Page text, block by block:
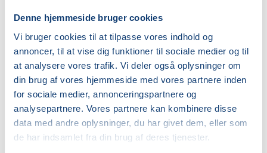
Denne hjemmeside bruger cookies
Vi bruger cookies til at tilpasse vores indhold og
annoncer, til at vise dig funktioner til sociale medier og til
at analysere vores trafik. Vi deler også oplysninger om
din brug af vores hjemmeside med vores partnere inden
for sociale medier, annonceringspartnere og
analysepartnere. Vores partnere kan kombinere disse
data med andre oplysninger, du har givet dem, eller som
de har indsamlet fra din brug af deres tjenester.
plads, ro og nærvær i værkstedet. :-)
Info
Nummer
262557
Første mødegang
tirsdag 18.08.2026, kl. 16.30 - 19.00